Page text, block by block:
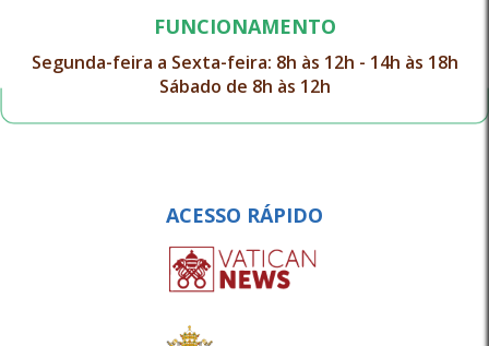
FUNCIONAMENTO
Segunda-feira a Sexta-feira: 8h às 12h - 14h às 18h
Sábado de 8h às 12h
ACESSO RÁPIDO